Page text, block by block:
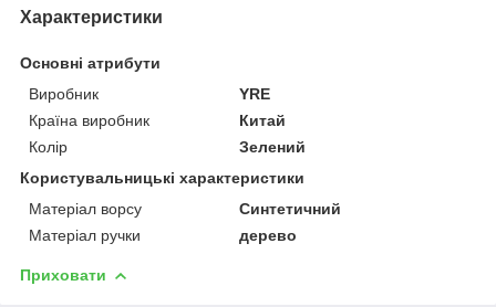
Характеристики
Основні атрибути
Виробник
YRE
Країна виробник
Китай
Колір
Зелений
Користувальницькі характеристики
Матеріал ворсу
Синтетичний
Матеріал ручки
дерево
Приховати